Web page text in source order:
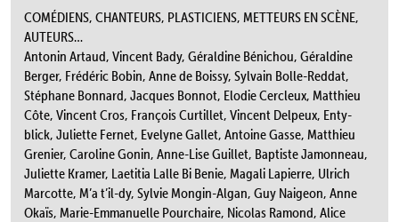
COMÉDIENS, CHANTEURS, PLASTICIENS, METTEURS EN SCÈNE,
AUTEURS…
Antonin Artaud, Vincent Bady, Géraldine Bénichou, Géraldine
Berger, Frédéric Bobin, Anne de Boissy, Sylvain Bolle-Reddat,
Stéphane Bonnard, Jacques Bonnot, Elodie Cercleux, Matthieu
Côte, Vincent Cros, François Curtillet, Vincent Delpeux, Enty-
blick, Juliette Fernet, Evelyne Gallet, Antoine Gasse, Matthieu
Grenier, Caroline Gonin, Anne-Lise Guillet, Baptiste Jamonneau,
Juliette Kramer, Laetitia Lalle Bi Benie, Magali Lapierre, Ulrich
Marcotte, M’a t’il-dy, Sylvie Mongin-Algan, Guy Naigeon, Anne
Okaïs, Marie-Emmanuelle Pourchaire, Nicolas Ramond, Alice